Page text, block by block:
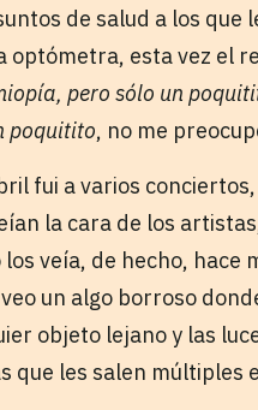
de salud a los que
optómetra, esta vez el
pero sólo un
poquitito, no me
fui a varios
la cara de los
los veía, de hecho, hace
un algo borroso
objeto lejano y las
que les salen múltiples